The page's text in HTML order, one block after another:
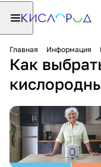
Главная Информация
Как